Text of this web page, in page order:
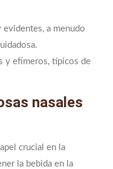
evidentes, a menudo
y efímeros, típicos de
nasales
crucial en la
la bebida en la